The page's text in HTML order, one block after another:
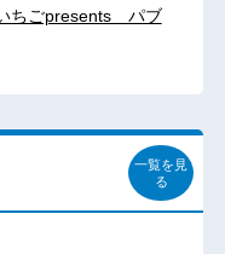
ちごpresents パブ
一覧を見
る